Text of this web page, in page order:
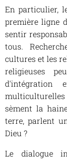
En particulier,
première ligne
sentir
tous.
cultures et les
religieuses
d'intégration
multiculturelles
sèment la
terre, parlent
Dieu ?
Le dialogue